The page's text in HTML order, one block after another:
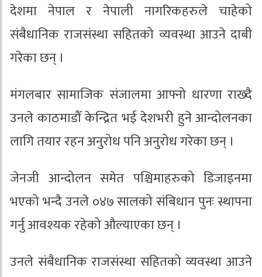
देशमा नेपाल र नेपाली नागरिकहरुले चाहेको
संबैधानिक राजसंस्था सहितको व्यवस्था आउने दाबी
गरेका छन् ।
मंगलबार सामाजिक संजालमा आफ्नो धारणा राख्दै
उनले काठमाडौँ केन्द्रित भई देशभरी हुने आन्दोलनका
लागि तयार रहन अनुरोध पनि अनुरोध गरेका छन् ।
जेनजी आन्दोलन समेत पश्चिमाहरुको डिजाइनमा
भएको भन्दै उनले ०४७ सालको संबिधान पुनः स्थापना
गर्नु आवश्यक रहेको औल्याएका छन् ।
उनले संबैधानिक राजसंस्था सहितको व्यवस्था आउने